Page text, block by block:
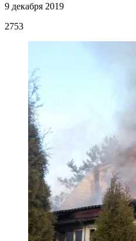
9 декабря 2019
2753